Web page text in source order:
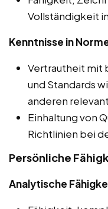
Vollständigkeit
Kenntnisse in
Vertrautheit mit
und Standards
anderen
Einhaltung von
Richtlinien bei
Persönliche
Analytische